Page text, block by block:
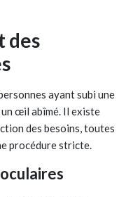
des
ayant subi une
œil abîmé. Il existe
des besoins, toutes
procédure stricte.